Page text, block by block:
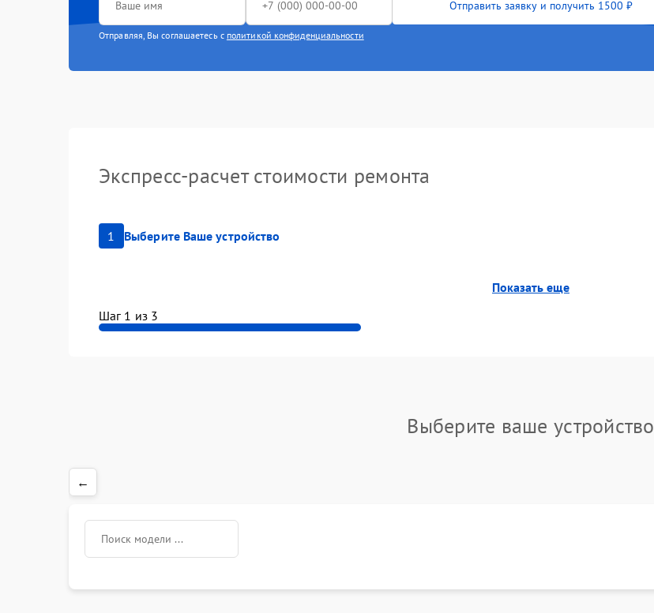
Отправить заявку и получить 1500 ₽
Отправляя, Вы соглашаетесь с политикой конфиденциальности
Экспресс-расчет стоимости ремонта
1 Выберите Ваше устройство
Показать еще
Шаг 1 из 3
Выберите ваше устройство
←